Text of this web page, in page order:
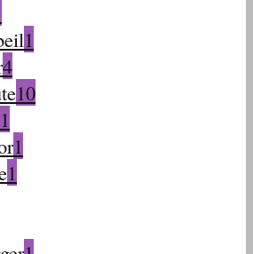
1
4
10
1
1
1